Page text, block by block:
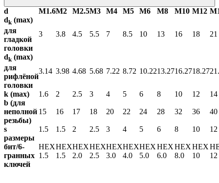
d М1.6М2 М2.5М3 М4 М5 М6 М8 М10 М12
dk (max)
для
гладкой
головки
3 3.8 4.5 5.5 7 8.5 10 13 16 18 21
dk (max)
для
рифлёной
головки
3.14 3.98 4.68 5.68 7.22 8.72 10.2213.2716.2718.27
k (max) 1.6 2 2.5 3 4 5 6 8 10 12
14
b (для
неполной
резьбы)
15 16 17 18 20 22 24 28 32 36 40
s 1.5 1.5 2 2.5 3 4 5 6 8 10
12
размеры
бит/6-
гранных
ключей
HEX
1.5
HEX
1.5
HEX
2.0
HEX
2.5
HEX
3.0
HEX
4.0
HEX
5.0
HEX
6.0
HEX
8.0
HEX
10
12